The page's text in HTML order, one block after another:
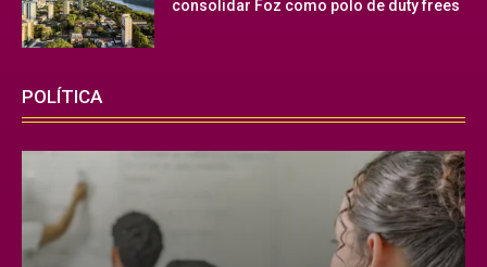
consolidar Foz como polo de duty frees
POLÍTICA